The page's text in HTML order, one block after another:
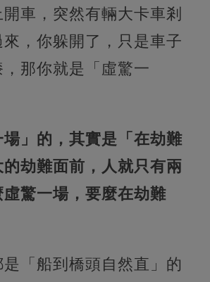
車，突然有輛大卡車剎
，你躲開了，只是車子
那你就是「虛驚一
」的，其實是「在劫難
劫難面前，人就只有兩
驚一場，要麼在劫難
是「船到橋頭自然直」的